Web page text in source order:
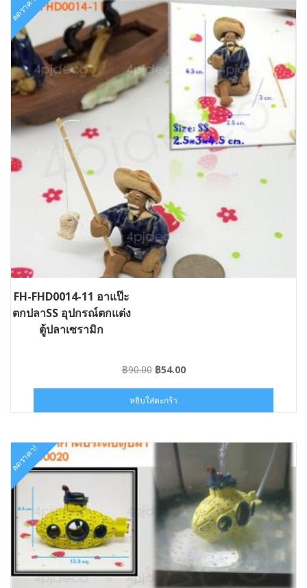
ลดราคา!
FH-FHD0014-11 อาแป๊ะ
ตกปลาSS อุปกรณ์ตกแต่ง
ตู้ปลาเซรามิก
฿90.00 Original
was:
฿90.00.
฿54.00Current
฿54.00.
หยิบใส่ตะกร้า
ลดราคา!